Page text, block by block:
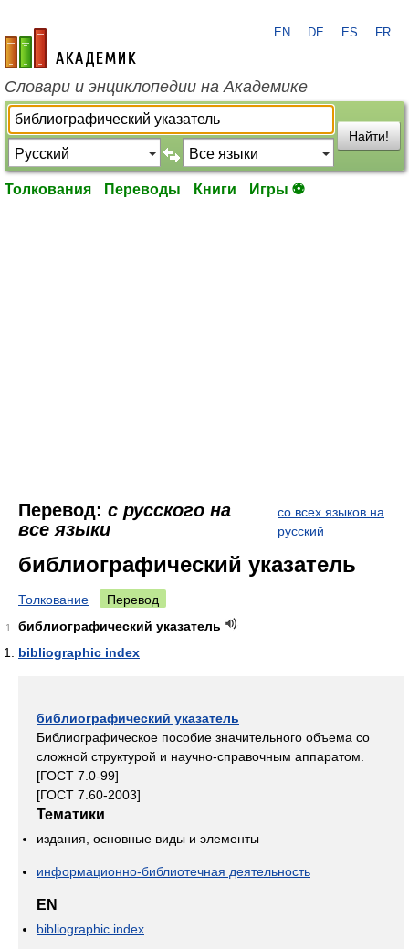
academic.ru
EN DE ES FR
Словари и энциклопедии на Академике
Найти!
Толкования Переводы Книги Игры ⚽
Перевод: с русского на
все языки
со всех языков на
русский
библиографический указатель
Толкование Перевод
1
библиографический указатель
bibliographic index
библиографический указатель
Библиографическое пособие значительного объема со
сложной структурой и научно-справочным аппаратом.
[ГОСТ 7.0-99]
[ГОСТ 7.60-2003]
Тематики
издания, основные виды и элементы
информационно-библиотечная деятельность
EN
bibliographic index